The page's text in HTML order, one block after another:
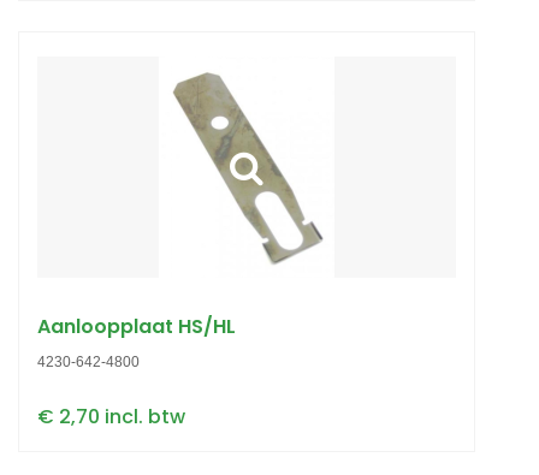
Aanloopplaat HS/HL
4230-642-4800
€ 2,70 incl. btw